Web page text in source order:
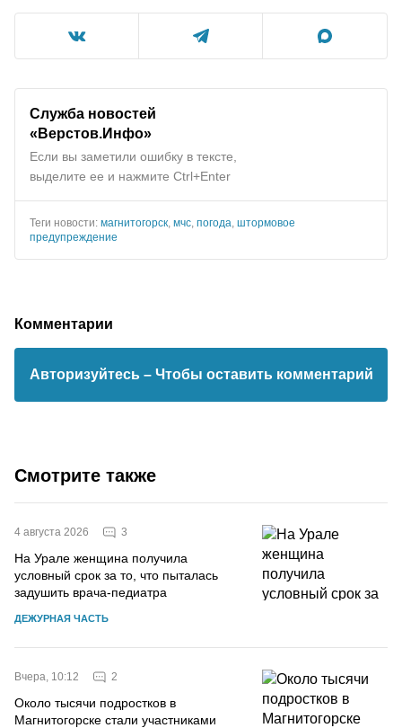
Служба новостей
«Верстов.Инфо»
Если вы заметили ошибку в тексте,
выделите ее и нажмите Ctrl+Enter
Теги новости: магнитогорск, мчс, погода, штормовое
предупреждение
Комментарии
Авторизуйтесь – Чтобы оставить комментарий
Смотрите также
4 августа 2026 3
На Урале женщина получила
условный срок за то, что пыталась
задушить врача-педиатра
ДЕЖУРНАЯ ЧАСТЬ
Вчера, 10:12 2
Около тысячи подростков в
Магнитогорске стали участниками